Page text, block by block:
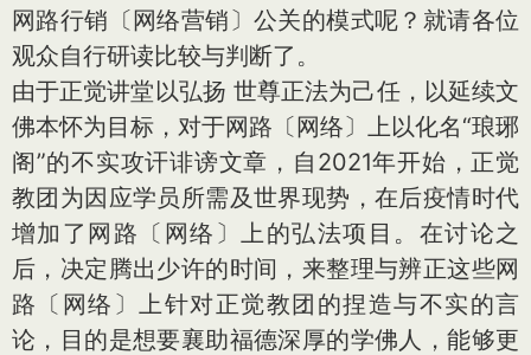
网路行销〔网络营销〕公关的模式呢？就请各位
观众自行研读比较与判断了。
由于正觉讲堂以弘扬 世尊正法为己任，以延续文
佛本怀为目标，对于网路〔网络〕上以化名“琅琊
阁”的不实攻讦诽谤文章，自2021年开始，正觉
教团为因应学员所需及世界现势，在后疫情时代
增加了网路〔网络〕上的弘法项目。在讨论之
后，决定腾出少许的时间，来整理与辨正这些网
路〔网络〕上针对正觉教团的捏造与不实的言
论，目的是想要襄助福德深厚的学佛人，能够更